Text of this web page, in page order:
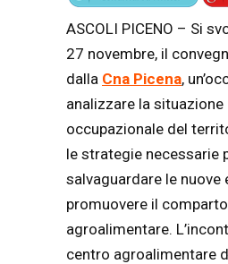
ASCOLI PICENO – Si
27 novembre, il
dalla Cna Picena,
analizzare la
occupazionale del
le strategie necessarie
salvaguardare le
promuovere il comparto
agroalimentare.
centro agroalimentare